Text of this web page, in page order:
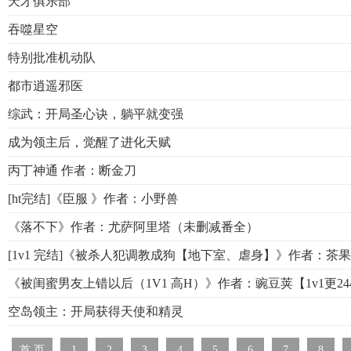
吞噬星空
特别批准机动队
都市逍遥邪医
综武：开局圣心诀，躺平就变强
成为领主后，觉醒了进化天赋
丙丁神通 作者：断金刀
[ht完结]《臣服 》作者：小野兽
《落不下》作者：尤萨阿里塔（未删减番全）
[1v1 完结]《被杀人犯调教成狗【地下室、虐身】》作者：茶
《被闺蜜男友上错以后（1V1 高H）》作者：豌豆荚【1v1更
空岛领主：开局获得天使和精灵